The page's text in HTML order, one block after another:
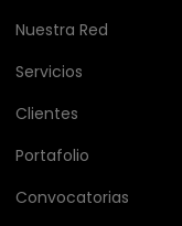
Nuestra Red
Servicios
Clientes
Portafolio
Convocatorias